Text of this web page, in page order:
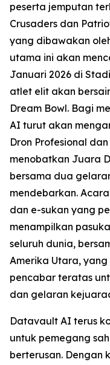
peserta jemputan
Crusaders dan
yang dibawakan
utama ini akan
Januari 2026 di
atlet elit akan
Dream Bowl. Bagi
AI turut akan
Dron Profesional
menobatkan Juara
bersama dua
mendebarkan.
dan e-sukan yang
menampilkan
seluruh dunia,
Amerika Utara,
pencabar teratas
dan gelaran
Datavault AI terus
untuk pemegang
berterusan. Dengan